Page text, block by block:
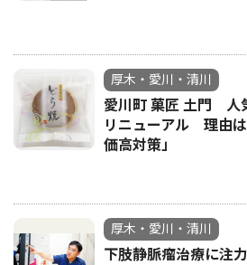
厚木・愛川・清川
愛川町 菓匠 土門 人
リニューアル 理由
価高対策」
厚木・愛川・清川
下肢静脈瘤治療に注